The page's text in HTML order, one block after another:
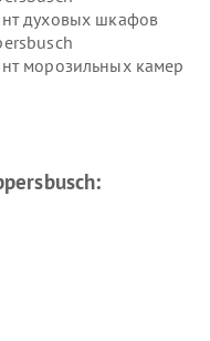
духовых шкафов
морозильных камер
упаковщиков